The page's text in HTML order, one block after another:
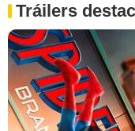
Tráilers